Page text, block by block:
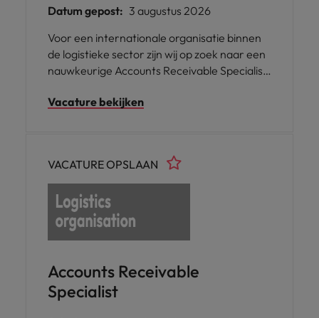
Datum gepost: 3 augustus 2026
Voor een internationale organisatie binnen
de logistieke sector zijn wij op zoek naar een
nauwkeurige Accounts Receivable Specialist.
beheren van de debiteurenadministratie en
Dordrecht en biedt een professionele en
dynamische werkomgeving.
Vacature bekijken
Accounts Receivable
Specialist
VACATURE OPSLAAN